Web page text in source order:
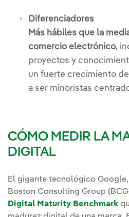
Diferenciadores
Más hábiles que la
comercio electrónico,
proyectos y
un fuerte crecimiento
a ser minoristas
CÓMO MEDIR LA
DIGITAL
El gigante tecnológico
Boston Consulting Group
Digital Maturity Benchmark